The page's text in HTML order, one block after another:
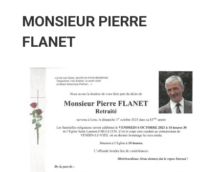
MONSIEUR PIERRE
FLANET